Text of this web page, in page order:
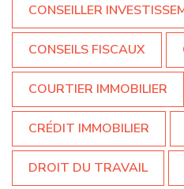
CONSEILLER
CONSEILS FISCAUX
COURTIER IMMOBILIER
CRÉDIT IMMOBILIER
DROIT DU TRAVAIL